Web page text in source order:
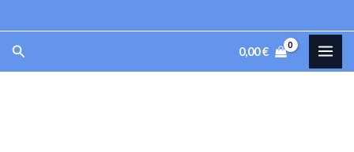
al
contenido
Buscar 0,00€